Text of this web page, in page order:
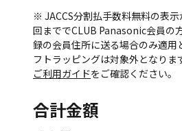
※ JACCS分割払手数料無料の表
回まででCLUB Panasonic会員の
録の会員住所に送る場合のみ適用
フトラッピングは対象外となりま
ご利用ガイドをご確認ください。
合計金額